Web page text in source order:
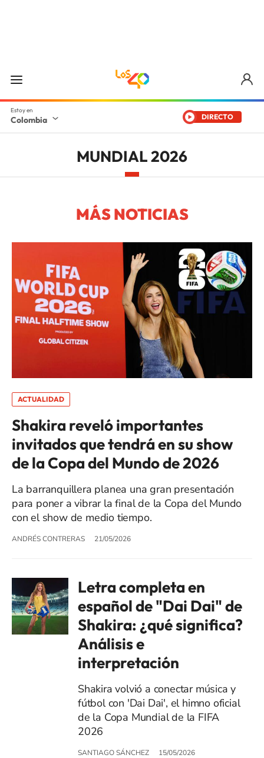
Colombia DIRECTO
MUNDIAL 2026
MÁS NOTICIAS
ACTUALIDAD
Shakira reveló importantes
invitados que tendrá en su show
de la Copa del Mundo de 2026
La barranquillera planea una gran presentación
para poner a vibrar la final de la Copa del Mundo
con el show de medio tiempo.
ANDRÉS CONTRERAS 21/05/2026
Letra completa en
español de "Dai Dai" de
Shakira: ¿qué significa?
Análisis e
interpretación
Shakira volvió a conectar música y
fútbol con 'Dai Dai', el himno oficial
de la Copa Mundial de la FIFA
2026
SANTIAGO SÁNCHEZ 15/05/2026